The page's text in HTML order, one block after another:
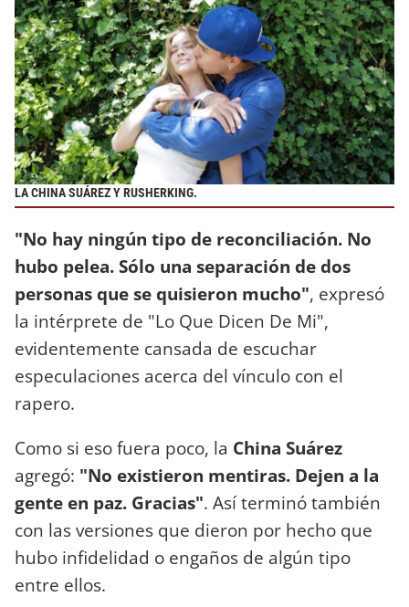
LA CHINA SUÁREZ Y RUSHERKING.
"No hay ningún tipo de reconciliación. No
hubo pelea. Sólo una separación de dos
personas que se quisieron mucho", expresó
la intérprete de "Lo Que Dicen De Mi",
evidentemente cansada de escuchar
especulaciones acerca del vínculo con el
rapero.
Como si eso fuera poco, la China Suárez
agregó: "No existieron mentiras. Dejen a la
gente en paz. Gracias". Así terminó también
con las versiones que dieron por hecho que
hubo infidelidad o engaños de algún tipo
entre ellos.